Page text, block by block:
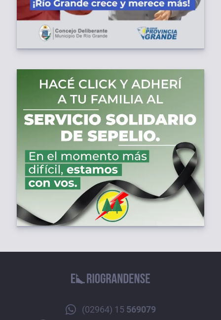
(02964) 15 569079